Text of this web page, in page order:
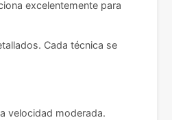
excelentemente para
Cada técnica se
velocidad moderada.